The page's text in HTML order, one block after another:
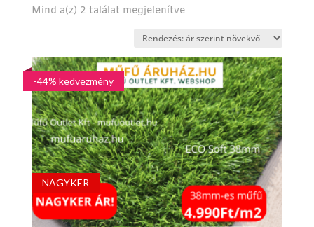
Mind a(z) 2 találat megjelenítveSorted
price:
low
to
high
NAGYKER
-44% kedvezmény